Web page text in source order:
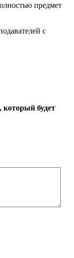
предмет
с
будет